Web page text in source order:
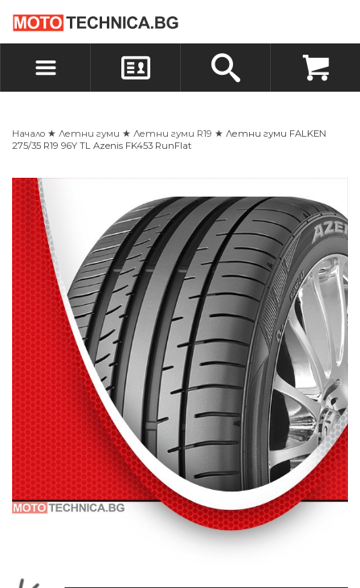
ВХОД
БЪРЗА ПОРЪЧКА ПОРЪЧКА
Начало ★ Летни гуми ★ Летни гуми R19 ★ Летни гуми FALKEN
275/35 R19 96Y TL Azenis FK453 RunFlat